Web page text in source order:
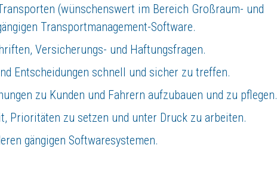
(wünschenswert im Bereich Großraum- und
Transportmanagement-Software.
Versicherungs- und Haftungsfragen.
Entscheidungen schnell und sicher zu treffen.
zu Kunden und Fahrern aufzubauen und zu pflegen.
Prioritäten zu setzen und unter Druck zu arbeiten.
gängigen Softwaresystemen.